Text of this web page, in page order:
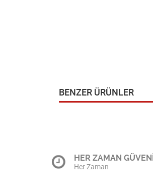
BENZER ÜRÜNLER
HER ZAMAN
Her Zaman